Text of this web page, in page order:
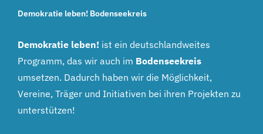
Demokratie leben! Bodenseekreis
Demokratie leben! ist ein deutschlandweites
Programm, das wir auch im Bodenseekreis
umsetzen. Dadurch haben wir die Möglichkeit,
Vereine, Träger und Initiativen bei ihren Projekten zu
unterstützen!